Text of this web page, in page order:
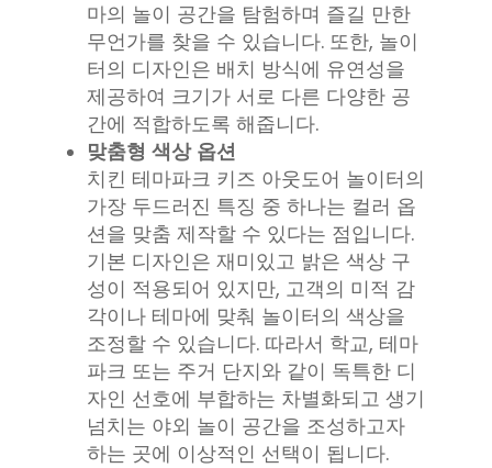
마의 놀이 공간을 탐험하며 즐길 만한
무언가를 찾을 수 있습니다. 또한, 놀이
터의 디자인은 배치 방식에 유연성을
제공하여 크기가 서로 다른 다양한 공
간에 적합하도록 해줍니다.
맞춤형 색상 옵션
치킨 테마파크 키즈 아웃도어 놀이터의
가장 두드러진 특징 중 하나는 컬러 옵
션을 맞춤 제작할 수 있다는 점입니다.
기본 디자인은 재미있고 밝은 색상 구
성이 적용되어 있지만, 고객의 미적 감
각이나 테마에 맞춰 놀이터의 색상을
조정할 수 있습니다. 따라서 학교, 테마
파크 또는 주거 단지와 같이 독특한 디
자인 선호에 부합하는 차별화되고 생기
넘치는 야외 놀이 공간을 조성하고자
하는 곳에 이상적인 선택이 됩니다.